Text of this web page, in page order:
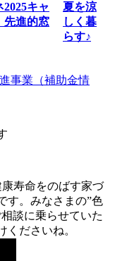
夏を涼
しく暮
らす♪
事業（補助金情
寿命をのばす家づ
す。みなさまの”色
談に乗らせていた
くださいね。